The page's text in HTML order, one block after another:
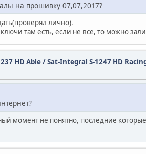
на прошивку 07,07,2017?
лично).
там есть, если не все, то можно
HD Able / Sat-Integral S-1247 HD
момент не понятно, последние